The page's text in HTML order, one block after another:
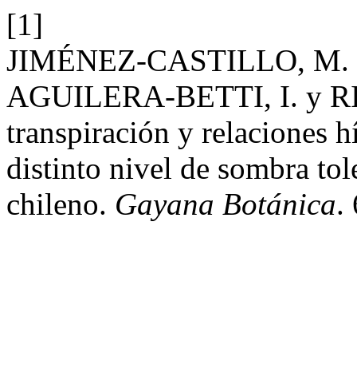
[1]
JIMÉNEZ-CASTILLO, M.
AGUILERA-BETTI, I. y
transpiración y relaciones
distinto nivel de sombra
chileno. Gayana Botánica.